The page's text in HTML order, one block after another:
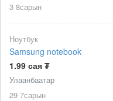
3 8сарын
Ноутбук
Samsung notebook
1.99 сая ₮
Улаанбаатар
29 7сарын